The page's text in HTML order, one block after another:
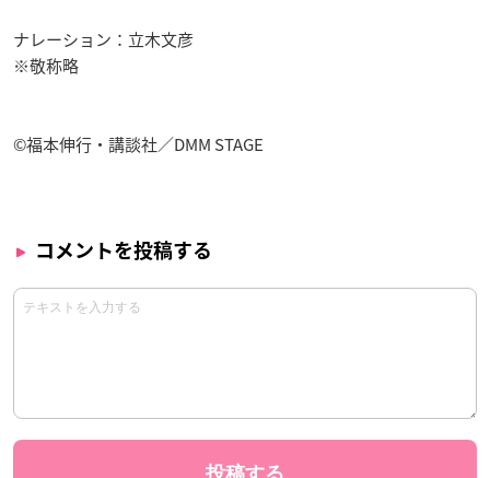
ナレーション：立木文彦
※敬称略
©福本伸行・講談社／DMM STAGE
コメントを投稿する